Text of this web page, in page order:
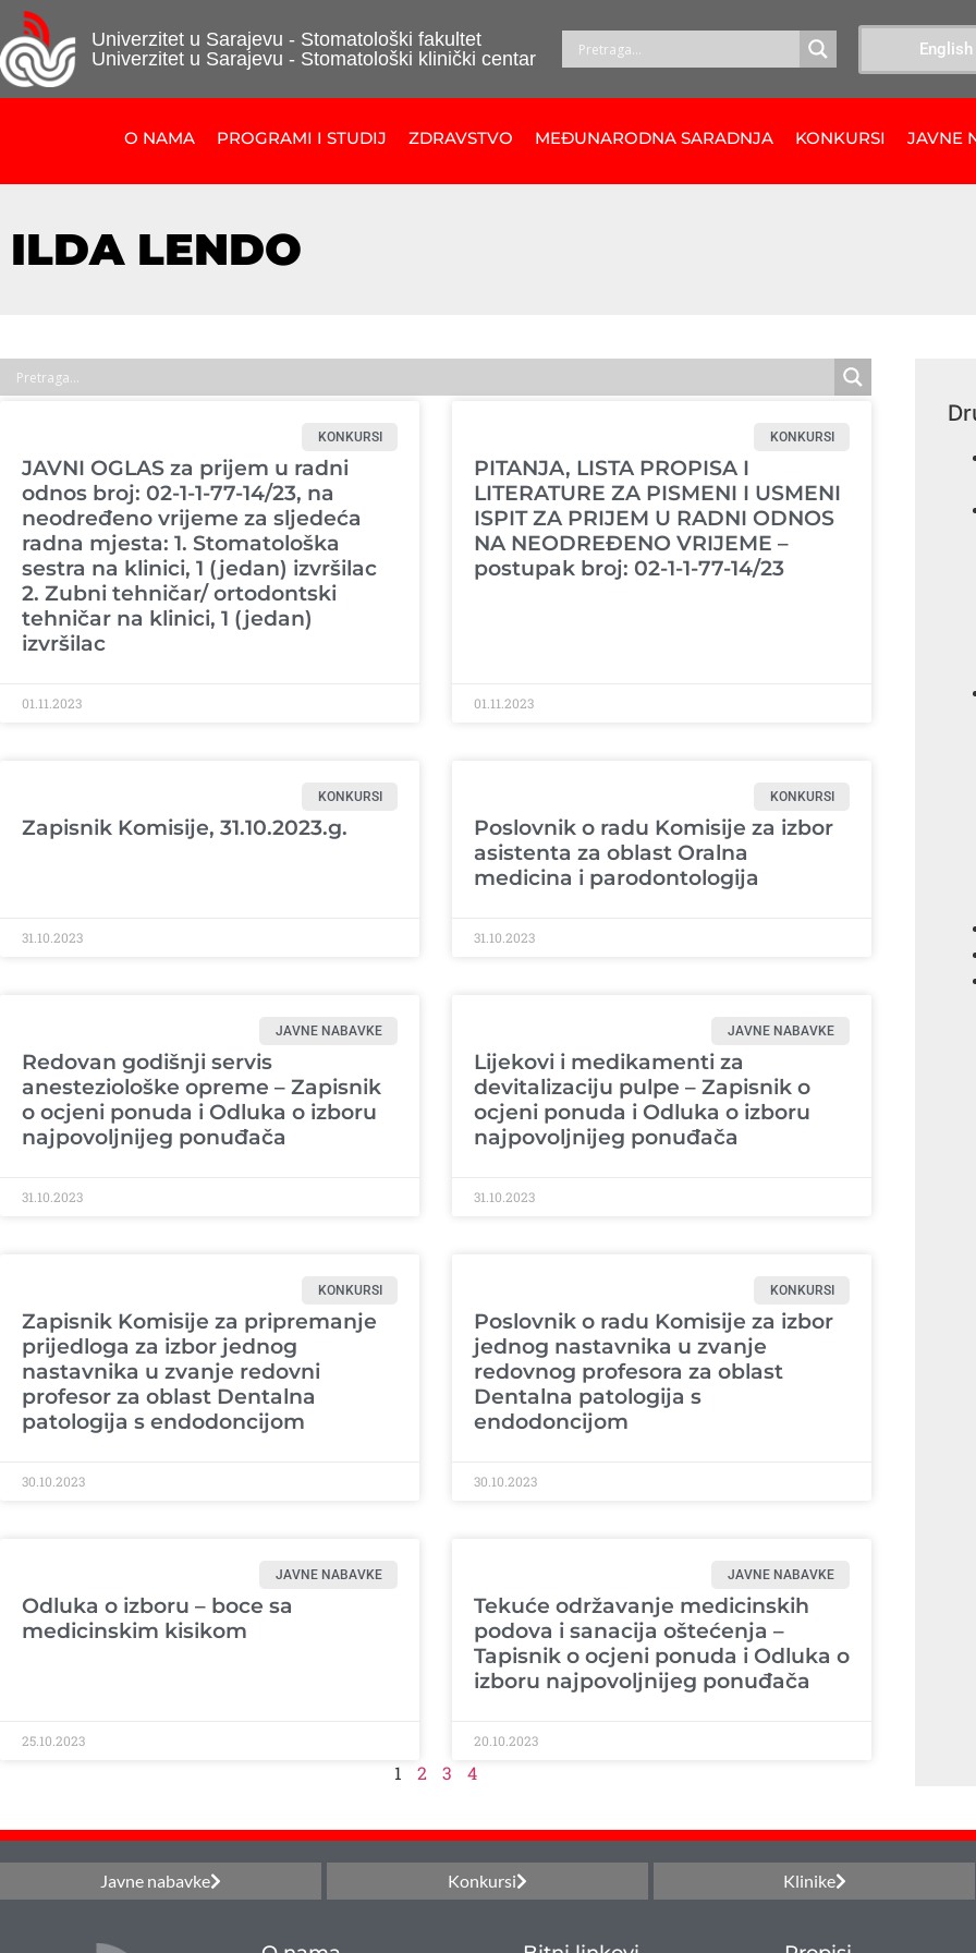
Univerzitet u Sarajevu - Stomatološki fakultet
Univerzitet u Sarajevu - Stomatološki klinički centar
English
O NAMA PROGRAMI I STUDIJ ZDRAVSTVO MEĐUNARODNA SARADNJA KONKURSI JAVNE
ILDA LENDO
KONKURSI
JAVNI OGLAS za prijem u radni
odnos broj: 02-1-1-77-14/23, na
neodređeno vrijeme za sljedeća
radna mjesta: 1. Stomatološka
sestra na klinici, 1 (jedan) izvršilac
2. Zubni tehničar/ ortodontski
tehničar na klinici, 1 (jedan)
izvršilac
01.11.2023
KONKURSI
PITANJA, LISTA PROPISA I
LITERATURE ZA PISMENI I USMENI
ISPIT ZA PRIJEM U RADNI ODNOS
NA NEODREĐENO VRIJEME –
postupak broj: 02-1-1-77-14/23
01.11.2023
KONKURSI
Zapisnik Komisije, 31.10.2023.g.
31.10.2023
KONKURSI
Poslovnik o radu Komisije za izbor
asistenta za oblast Oralna
medicina i parodontologija
31.10.2023
JAVNE NABAVKE
Redovan godišnji servis
anesteziološke opreme – Zapisnik
o ocjeni ponuda i Odluka o izboru
najpovoljnijeg ponuđača
31.10.2023
JAVNE NABAVKE
Lijekovi i medikamenti za
devitalizaciju pulpe – Zapisnik o
ocjeni ponuda i Odluka o izboru
najpovoljnijeg ponuđača
31.10.2023
KONKURSI
Zapisnik Komisije za pripremanje
prijedloga za izbor jednog
nastavnika u zvanje redovni
profesor za oblast Dentalna
patologija s endodoncijom
30.10.2023
KONKURSI
Poslovnik o radu Komisije za izbor
jednog nastavnika u zvanje
redovnog profesora za oblast
Dentalna patologija s
endodoncijom
30.10.2023
JAVNE NABAVKE
Odluka o izboru – boce sa
medicinskim kisikom
25.10.2023
JAVNE NABAVKE
Tekuće održavanje medicinskih
podova i sanacija oštećenja –
Tapisnik o ocjeni ponuda i Odluka o
izboru najpovoljnijeg ponuđača
20.10.2023
1 2 3 4
Javne nabavke Konkursi Klinike